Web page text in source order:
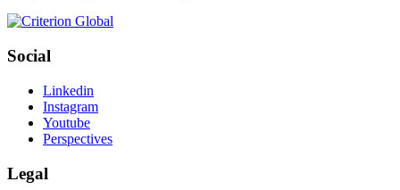
Social
Linkedin
Instagram
Youtube
Perspectives
Legal